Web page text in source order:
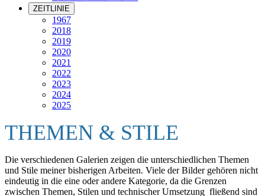
ZEITLINIE
1967
2018
2019
2020
2021
2022
2023
2024
2025
THEMEN & STILE
Die verschiedenen Galerien zeigen die unterschiedlichen Themen
und Stile meiner bisherigen Arbeiten. Viele der Bilder gehören nicht
eindeutig in die eine oder andere Kategorie, da die Grenzen
zwischen Themen, Stilen und technischer Umsetzung fließend sind